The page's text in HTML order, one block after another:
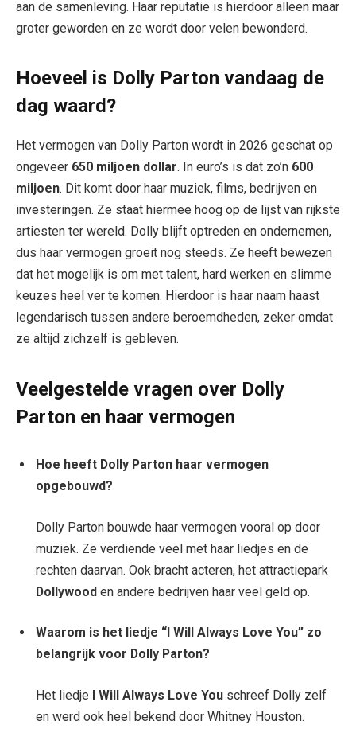
aan de samenleving. Haar reputatie is hierdoor alleen maar
groter geworden en ze wordt door velen bewonderd.
Hoeveel is Dolly Parton vandaag de
dag waard?
Het vermogen van Dolly Parton wordt in 2026 geschat op
ongeveer 650 miljoen dollar. In euro’s is dat zo’n 600
miljoen. Dit komt door haar muziek, films, bedrijven en
investeringen. Ze staat hiermee hoog op de lijst van rijkste
artiesten ter wereld. Dolly blijft optreden en ondernemen,
dus haar vermogen groeit nog steeds. Ze heeft bewezen
dat het mogelijk is om met talent, hard werken en slimme
keuzes heel ver te komen. Hierdoor is haar naam haast
legendarisch tussen andere beroemdheden, zeker omdat
ze altijd zichzelf is gebleven.
Veelgestelde vragen over Dolly
Parton en haar vermogen
Hoe heeft Dolly Parton haar vermogen
opgebouwd?
Dolly Parton bouwde haar vermogen vooral op door
muziek. Ze verdiende veel met haar liedjes en de
rechten daarvan. Ook bracht acteren, het attractiepark
Dollywood en andere bedrijven haar veel geld op.
Waarom is het liedje “I Will Always Love You” zo
belangrijk voor Dolly Parton?
Het liedje I Will Always Love You schreef Dolly zelf
en werd ook heel bekend door Whitney Houston.